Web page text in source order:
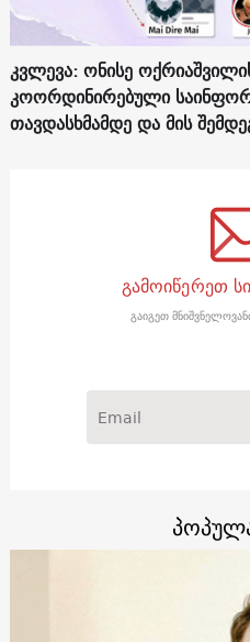
კვლევა: ონისე
კოორდინირებული
თავდასხმამდე და მის
გამოიწერეთ
გაიგეთ